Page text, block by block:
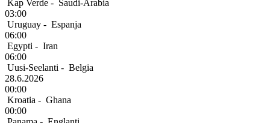
Kap Verde - Saudi-Arabia
03:00
Uruguay - Espanja
06:00
Egypti - Iran
06:00
Uusi-Seelanti - Belgia
28.6.2026
00:00
Kroatia - Ghana
00:00